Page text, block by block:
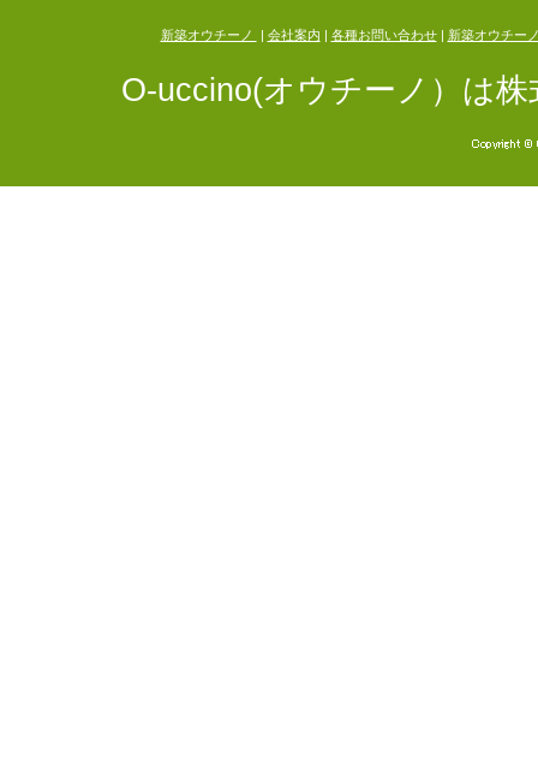
新築オウチーノ 会社案内 各種お問い合わせ| 新築オウチー
O-uccino(オウチーノ）は